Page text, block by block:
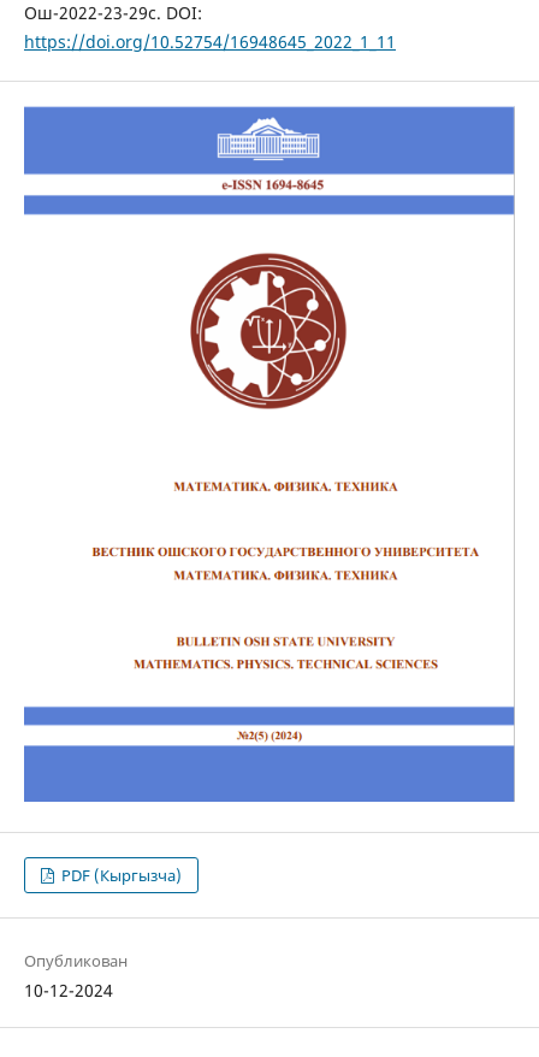
Ош-2022-23-29с. DOI:
https://doi.org/10.52754/16948645_2022_1_11
PDF (Кыргызча)
Опубликован
10-12-2024